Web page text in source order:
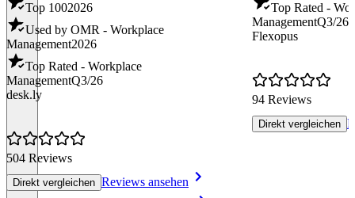
Top 1002026
Used by OMR - Workplace
Management2026
Top Rated - Workplace
ManagementQ3/26
desk.ly
504 Reviews
Direkt vergleichen Reviews ansehen
Top Rated -
ManagementQ3/26
Flexopus
94 Reviews
Direkt vergleichen